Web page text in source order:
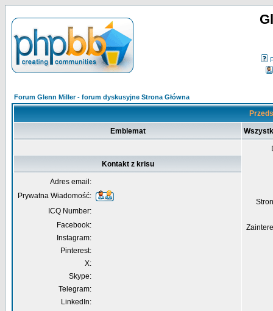
Forum Glenn Miller - forum dyskusyjne Strona Główna
Emblemat
Kontakt z krisu
Adres email:
Prywatna Wiadomość:
ICQ Number:
Facebook:
Instagram:
Pinterest:
X:
Skype:
Telegram:
LinkedIn: